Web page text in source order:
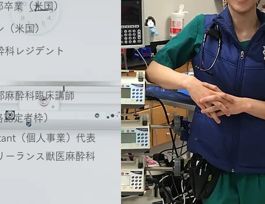
（米国）
（米国）
レジデント
酔科臨床講師
定者枠）
（個人事業）代表
ランス獣医麻酔科